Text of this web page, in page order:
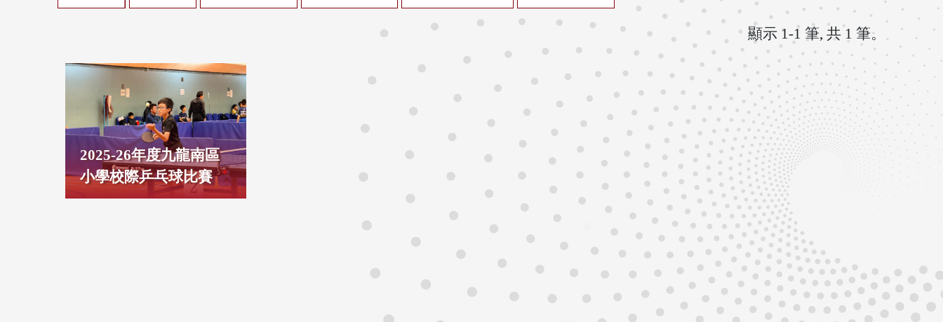
顯示 1-1 筆, 共 1 筆。
2025-26年度九龍南區
小學校際乒乓球比賽